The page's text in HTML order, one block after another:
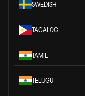
SWEDISH
TAGALOG
TAMIL
TELUGU